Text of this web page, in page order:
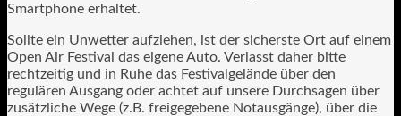
Smartphone erhaltet.
Sollte ein Unwetter aufziehen, ist der sicherste Ort auf einem
Open Air Festival das eigene Auto. Verlasst daher bitte
rechtzeitig und in Ruhe das Festivalgelände über den
regulären Ausgang oder achtet auf unsere Durchsagen über
zusätzliche Wege (z.B. freigegebene Notausgänge), über die